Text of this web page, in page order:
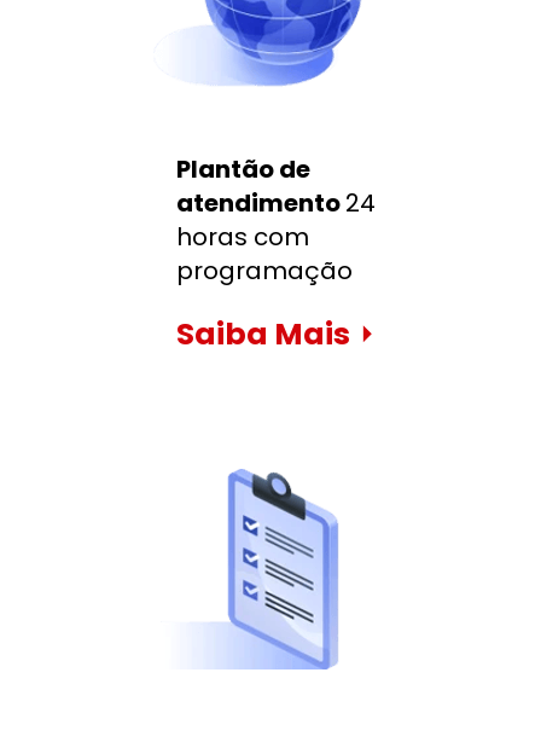
Plantão de
atendimento 24
horas com
programação
Saiba Mais ⏵